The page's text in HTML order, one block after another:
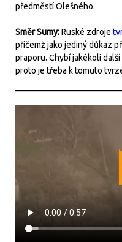
předměstí Olešného.
Směr Sumy:Ruské zdroje
přičemž jako jediný důkaz
praporu. Chybí jakékoli
proto je třeba k tomuto